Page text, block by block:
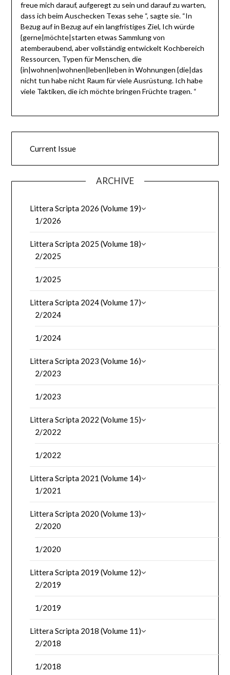
freue mich darauf, aufgeregt zu sein und darauf zu warten,
dass ich beim Auschecken Texas sehe “, sagte sie. “In
Bezug auf in Bezug auf ein langfristiges Ziel, Ich würde
{gerne|möchte|starten etwas Sammlung von
atemberaubend, aber vollständig entwickelt Kochbereich
Ressourcen, Typen für Menschen, die
{in|wohnen|wohnen|leben|leben in Wohnungen {die|das
nicht tun habe nicht Raum für viele Ausrüstung. Ich habe
viele Taktiken, die ich möchte bringen Früchte tragen. “
Current Issue
ARCHIVE
Littera Scripta 2026 (Volume 19)
1/2026
Littera Scripta 2025 (Volume 18)
2/2025
1/2025
Littera Scripta 2024 (Volume 17)
2/2024
1/2024
Littera Scripta 2023 (Volume 16)
2/2023
1/2023
Littera Scripta 2022 (Volume 15)
2/2022
1/2022
Littera Scripta 2021 (Volume 14)
1/2021
Littera Scripta 2020 (Volume 13)
2/2020
1/2020
Littera Scripta 2019 (Volume 12)
2/2019
1/2019
Littera Scripta 2018 (Volume 11)
2/2018
1/2018